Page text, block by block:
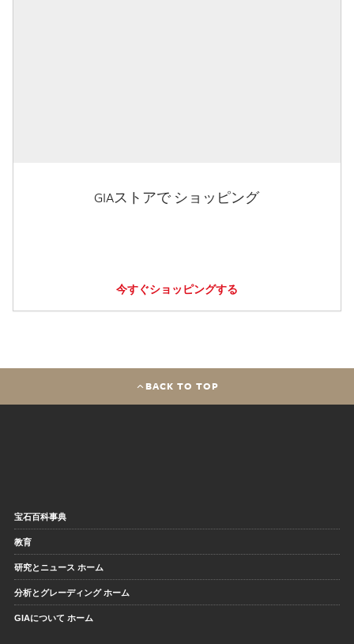
GIAストアで ショッピング
今すぐショッピングする
BACK TO TOP
宝石百科事典
教育
研究とニュース ホーム
分析とグレーディング ホーム
GIAについて ホーム